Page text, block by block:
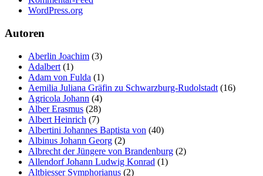
WordPress.org
Autoren
Aberlin Joachim (3)
Adalbert (1)
Adam von Fulda (1)
Aemilia Juliana Gräfin zu Schwarzburg-Rudolstadt (16)
Agricola Johann (4)
Alber Erasmus (28)
Albert Heinrich (7)
Albertini Johannes Baptista von (40)
Albinus Johann Georg (2)
Albrecht der Jüngere von Brandenburg (2)
Allendorf Johann Ludwig Konrad (1)
Altbiesser Symphorianus (2)